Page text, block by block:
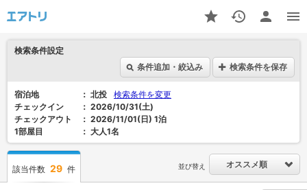
検索条件設定
条件追加・絞込み
検索条件を保存
宿泊地 北投
検索条件を変更
チェックイン
2026/10/31(土)
チェックアウト
2026/11/01(日) 1泊
1部屋目
大人1名
該当件数 29 件 並び替え オススメ順